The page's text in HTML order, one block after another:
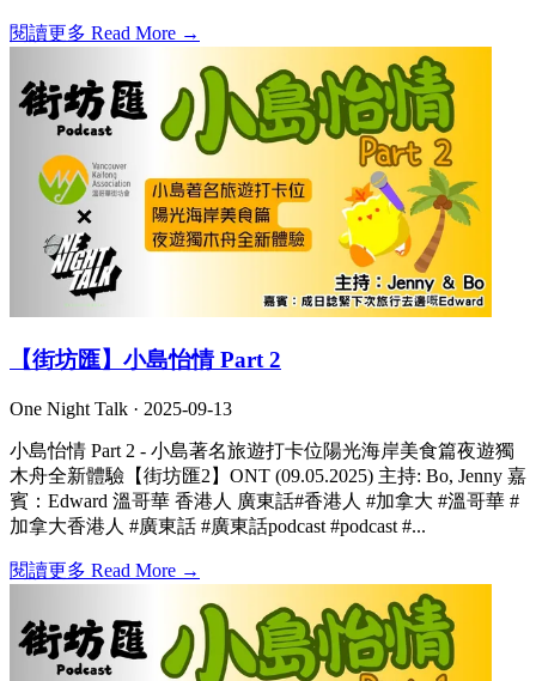
閱讀更多 Read More →
【街坊匯】小島怡情 Part 2
One Night Talk · 2025-09-13
小島怡情 Part 2 - 小島著名旅遊打卡位陽光海岸美食篇夜遊獨
木舟全新體驗【街坊匯2】ONT (09.05.2025) 主持: Bo, Jenny 嘉
賓：Edward 溫哥華 香港人 廣東話#香港人 #加拿大 #溫哥華 #
加拿大香港人 #廣東話 #廣東話podcast #podcast #...
閱讀更多 Read More →